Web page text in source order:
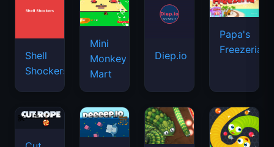
Shell
Shockers
Mini
Monkey
Mart
Diep.io
Papa's
Freezeria